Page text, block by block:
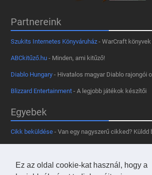
Ez az oldal cookie-kat használ, hogy a
Partnereink
Szukits Internetes Könyváruház - WarCraft könyvek
ABCkitűző.hu - Minden, ami kitűző!
Diablo Hungary - Hivatalos magyar Diablo rajongói
Blizzard Entertainment - A legjobb játékok készítői
Egyebek
Cikk beküldése - Van egy nagyszerű cikked? Küldd
- Tetszik az oldal? Segíts, hogy
Kapcsolat, médiaajánlat- Lépj velünk kapcsolatba!